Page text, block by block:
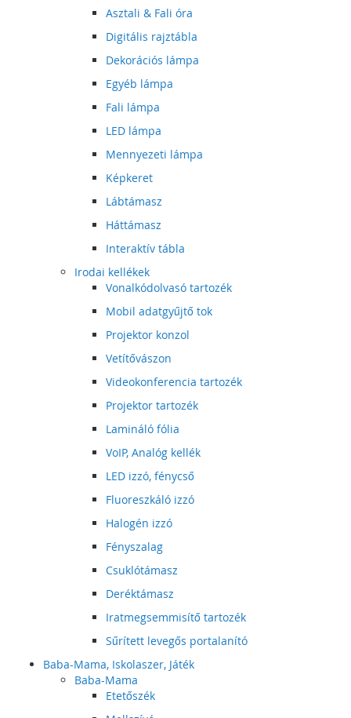
Asztali & Fali óra
Digitális rajztábla
Dekorációs lámpa
Egyéb lámpa
Fali lámpa
LED lámpa
Mennyezeti lámpa
Képkeret
Lábtámasz
Háttámasz
Interaktív tábla
Irodai kellékek
Vonalkódolvasó tartozék
Mobil adatgyűjtő tok
Projektor konzol
Vetítővászon
Videokonferencia tartozék
Projektor tartozék
Lamináló fólia
VoIP, Analóg kellék
LED izzó, fénycső
Fluoreszkáló izzó
Halogén izzó
Fényszalag
Csuklótámasz
Deréktámasz
Iratmegsemmisítő tartozék
Sűrített levegős portalanító
Baba-Mama, Iskolaszer, Játék
Baba-Mama
Etetőszék